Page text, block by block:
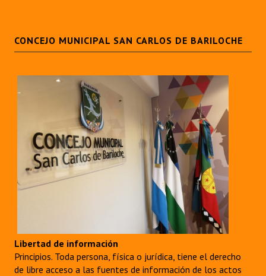
CONCEJO MUNICIPAL SAN CARLOS DE BARILOCHE
Libertad de información
Principios. Toda persona, física o jurídica, tiene el derecho
de libre acceso a las fuentes de información de los actos